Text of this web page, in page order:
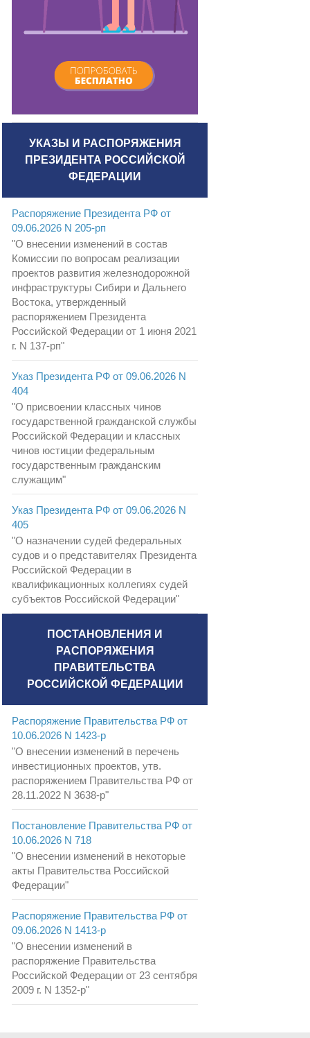
УКАЗЫ И РАСПОРЯЖЕНИЯ
ПРЕЗИДЕНТА РОССИЙСКОЙ
ФЕДЕРАЦИИ
Распоряжение Президента РФ от
09.06.2026 N 205-рп
"О внесении изменений в состав
Комиссии по вопросам реализации
проектов развития железнодорожной
инфраструктуры Сибири и Дальнего
Востока, утвержденный
распоряжением Президента
Российской Федерации от 1 июня 2021
г. N 137-рп"
Указ Президента РФ от 09.06.2026 N
404
"О присвоении классных чинов
государственной гражданской службы
Российской Федерации и классных
чинов юстиции федеральным
государственным гражданским
служащим"
Указ Президента РФ от 09.06.2026 N
405
"О назначении судей федеральных
судов и о представителях Президента
Российской Федерации в
квалификационных коллегиях судей
субъектов Российской Федерации"
ПОСТАНОВЛЕНИЯ И
РАСПОРЯЖЕНИЯ
ПРАВИТЕЛЬСТВА
РОССИЙСКОЙ ФЕДЕРАЦИИ
Распоряжение Правительства РФ от
10.06.2026 N 1423-р
"О внесении изменений в перечень
инвестиционных проектов, утв.
распоряжением Правительства РФ от
28.11.2022 N 3638-р"
Постановление Правительства РФ от
10.06.2026 N 718
"О внесении изменений в некоторые
акты Правительства Российской
Федерации"
Распоряжение Правительства РФ от
09.06.2026 N 1413-р
"О внесении изменений в
распоряжение Правительства
Российской Федерации от 23 сентября
2009 г. N 1352-р"